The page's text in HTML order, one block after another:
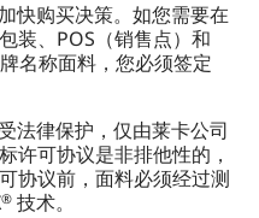
快购买决策。如您需要在
装、POS（销售点）和
名称面料，您必须签定
法律保护，仅由莱卡公司
许可协议是非排他性的，
协议前，面料必须经过测
® 技术。